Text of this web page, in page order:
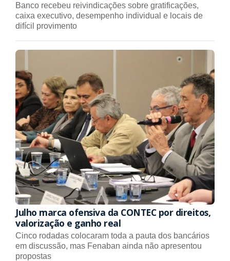
Banco recebeu reivindicações sobre gratificações,
caixa executivo, desempenho individual e locais de
difícil provimento
Julho marca ofensiva da CONTEC por direitos,
valorização e ganho real
Cinco rodadas colocaram toda a pauta dos bancários
em discussão, mas Fenaban ainda não apresentou
propostas